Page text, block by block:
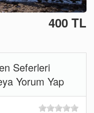
400 TL
Seferleri
Yorum Yap